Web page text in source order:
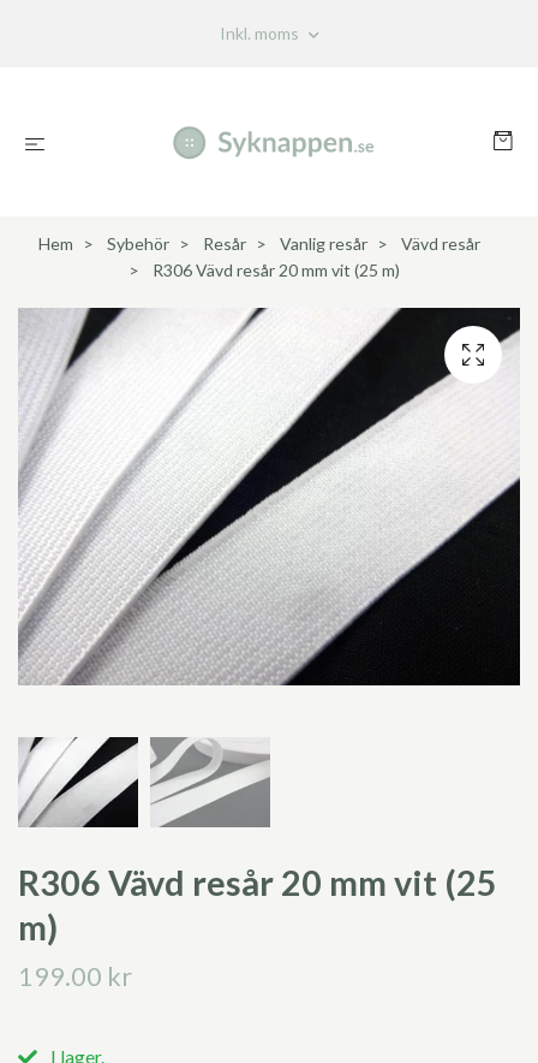
Inkl. moms
Hem Sybehör Resår Vanlig resår
Vävd resår
R306 Vävd resår 20 mm vit (25 m)
R306 Vävd resår 20 mm vit (25
m)
199.00 kr
I lager.